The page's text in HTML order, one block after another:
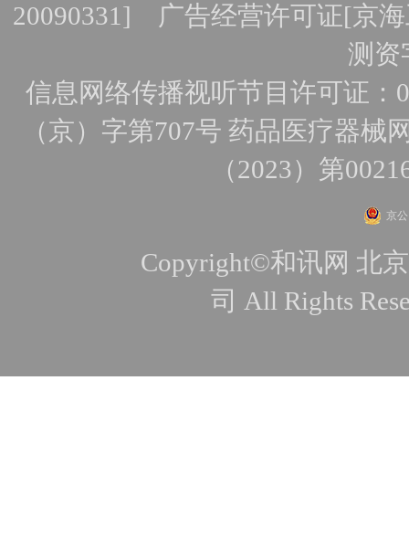
20090331] 广告经营许可证[京
测资
信息网络传播视听节目许可证：
（京）字第707号 药品医疗器械
（2023）第
京
Copyright©和讯网 北
司 All Rights